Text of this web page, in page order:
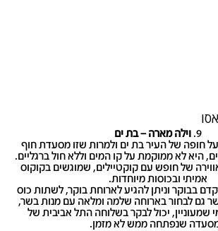
9. וילה מארה – בת ים
חופה של העיר בת ים ולמרות שזו מסעדת חוף
היא לא ממוקמת על קו המים וללא חול ברגליים.
של חופש עם קוקטיילים, שמוגשים בקוקוס
אמיתי ובכוסות מיוחדות.
בבוקר וניתן להגיע לארוחת בוקר, לשתות כוס
גם לבחור בארוחה שלמה ומלאה עם מנות בשר,
שמעוניין, יכול לבקר בשלוחה התל אביבית של
שנפתחה ממש לא מזמן.